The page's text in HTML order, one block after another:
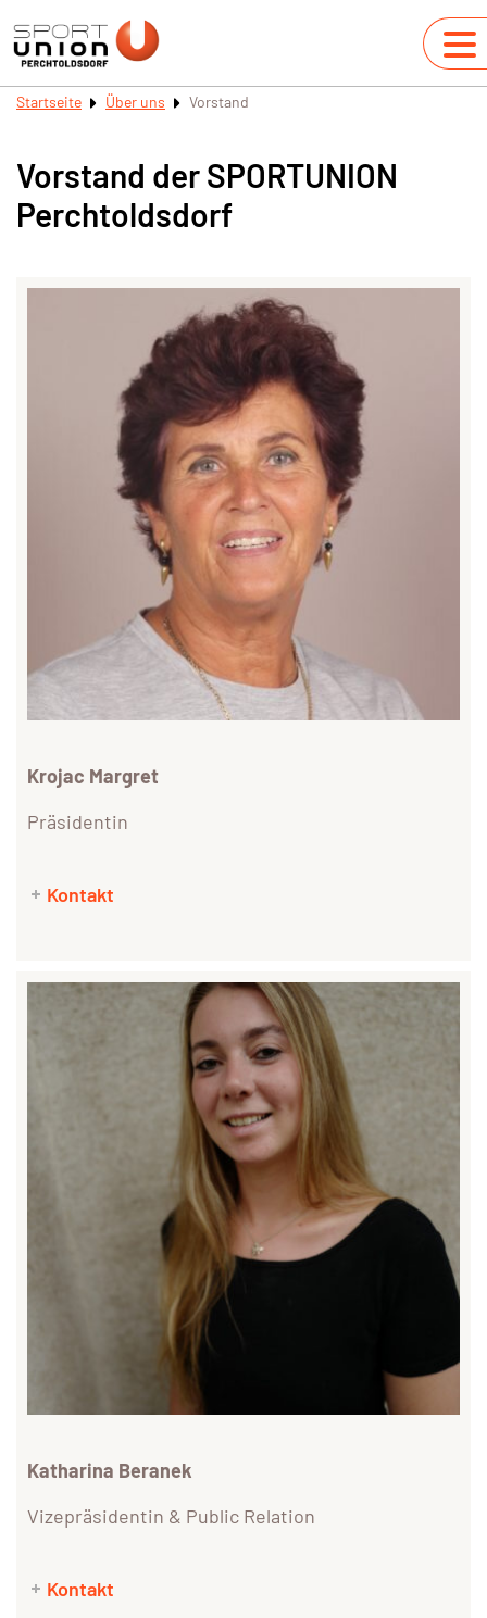
Startseite Über uns Vorstand
Vorstand der SPORTUNION
Perchtoldsdorf
Krojac Margret
Präsidentin
Kontakt
Katharina Beranek
Vizepräsidentin & Public Relation
Kontakt